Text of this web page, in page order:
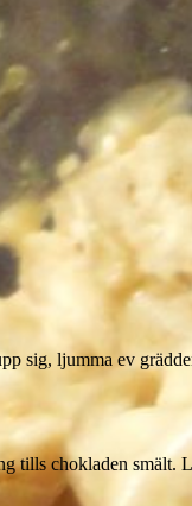
sig, ljumma ev
tills chokladen smält.